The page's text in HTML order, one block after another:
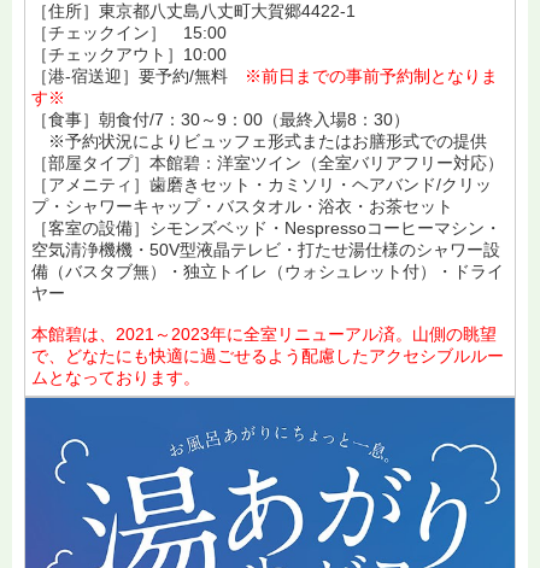
［住所］東京都八丈島八丈町大賀郷4422-1
［チェックイン］ 15:00
［チェックアウト］10:00
［港-宿送迎］要予約/無料
※前日までの事前予約制となりま
す※
［食事］朝食付/7：30～9：00（最終入場8：30）
※予約状況によりビュッフェ形式またはお膳形式での提供
［部屋タイプ］本館碧：洋室ツイン（全室バリアフリー対応）
［アメニティ］歯磨きセット・カミソリ・ヘアバンド/クリッ
プ・シャワーキャップ・バスタオル・浴衣・お茶セット
［客室の設備］シモンズベッド・Nespressoコーヒーマシン・
空気清浄機機・50V型液晶テレビ・打たせ湯仕様のシャワー設
備（バスタブ無）・独立トイレ（ウォシュレット付）・ドライ
ヤー
本館碧は、2021～2023年に全室リニューアル済。山側の眺望
で、どなたにも快適に過ごせるよう配慮したアクセシブルルー
ムとなっております。